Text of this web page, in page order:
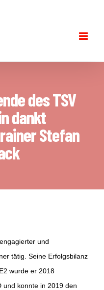
des TSV
dankt
Stefan
und
tätig. Seine Erfolgsbilanz
wurde er 2018
und konnte in 2019 den